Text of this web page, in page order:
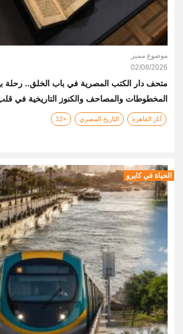
موضوع مميز
02/08/2026
متحف دار الكتب المصرية في باب الخلق.. رحلة
المخطوطات والمصاحف والكنوز التاريخية في
آثار القاهرة التاريخ المصري +12
الحياة في كايرو